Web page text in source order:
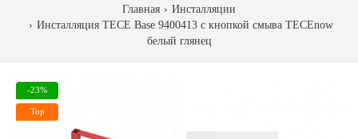
Главная
Инсталляции
Инсталляция TECE Base 9400413 с кнопкой смыва TECEnow
белый глянец
-23%
Top